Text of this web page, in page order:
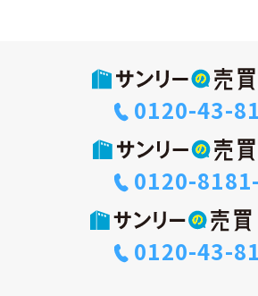
0120-43-
0120-
0120-43-